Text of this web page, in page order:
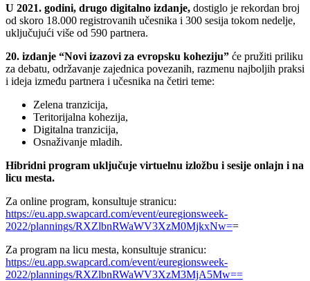
U 2021. godini, drugo digitalno izdanje, dostiglo je rekordan broj
od skoro 18.000 registrovanih učesnika i 300 sesija tokom nedelje,
uključujući više od 590 partnera.
20. izdanje “Novi izazovi za evropsku koheziju” će pružiti priliku
za debatu, održavanje zajednica povezanih, razmenu najboljih praksi
i ideja između partnera i učesnika na četiri teme:
Zelena tranzicija,
Teritorijalna kohezija,
Digitalna tranzicija,
Osnaživanje mladih.
Hibridni program uključuje virtuelnu izložbu i sesije onlajn i na
licu mesta.
Za online program, konsultuje stranicu:
https://eu.app.swapcard.com/event/euregionsweek-
2022/plannings/RXZlbnRWaWV3XzM0MjkxNw==
Za program na licu mesta, konsultuje stranicu:
https://eu.app.swapcard.com/event/euregionsweek-
2022/plannings/RXZlbnRWaWV3XzM3MjA5Mw==